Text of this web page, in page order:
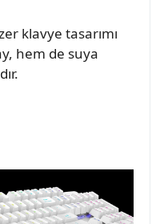
klavye tasarımı
hem de suya